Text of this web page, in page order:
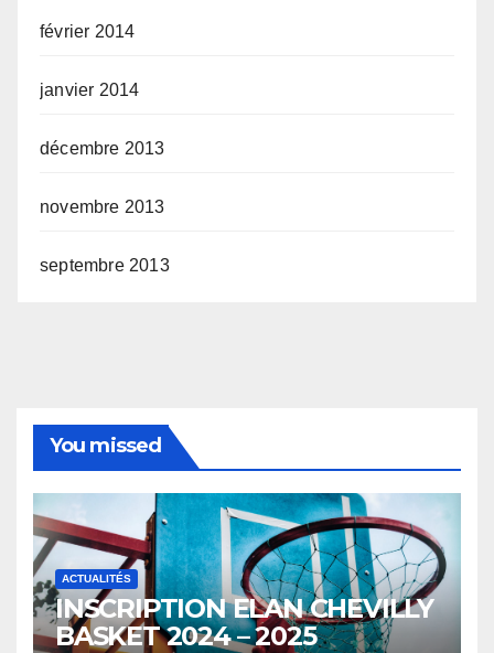
février 2014
janvier 2014
décembre 2013
novembre 2013
septembre 2013
You missed
ACTUALITÉS
INSCRIPTION ELAN CHEVILLY
BASKET 2024 – 2025